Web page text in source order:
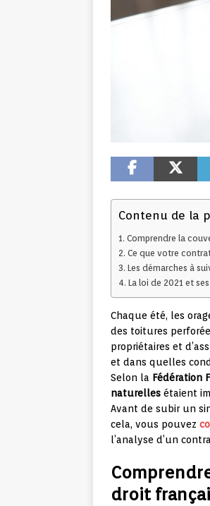
Contenu de la
Comprendre la
Ce que votre
Les démarches à
La loi de 2021 et
Chaque été, les
des toitures
propriétaires et
et dans quelles
Selon la Fédération
naturelles étaient
Avant de subir un
cela, vous pouvez
l’analyse d’un
droit